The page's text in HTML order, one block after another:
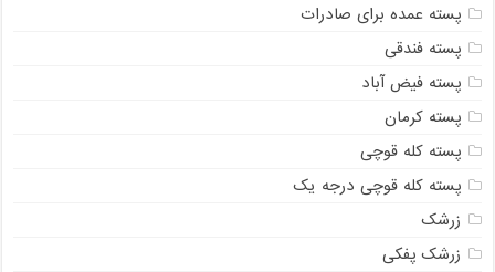
پسته عمده برای صادرات
پسته فندقی
پسته فیض آباد
پسته کرمان
پسته کله قوچی
پسته کله قوچی درجه یک
زرشک
زرشک پفکی